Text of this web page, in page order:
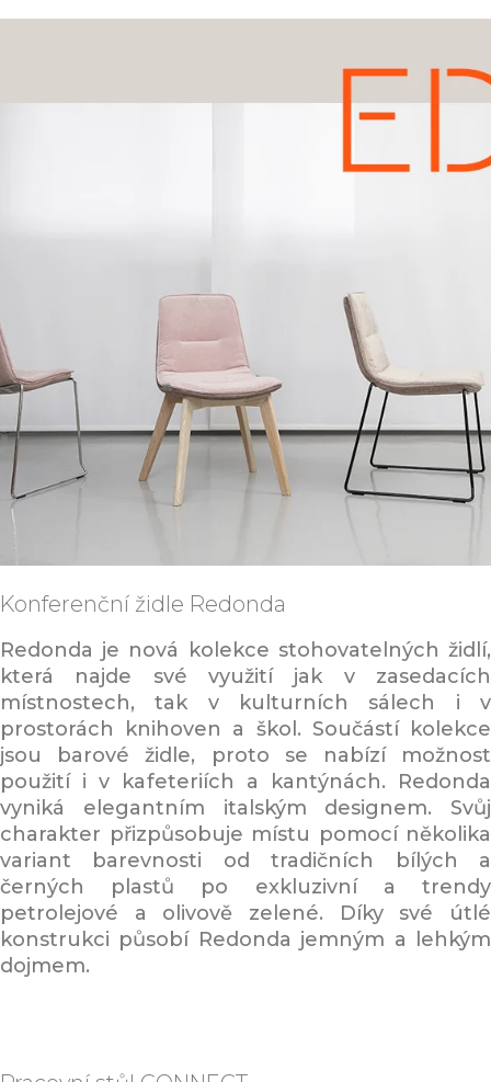
Konferenční židle Redonda
Redonda je nová kolekce stohovatelných židlí,
která najde své využití jak v zasedacích
místnostech, tak v kulturních sálech i v
prostorách knihoven a škol. Součástí kolekce
jsou barové židle, proto se nabízí možnost
použití i v kafeteriích a kantýnách. Redonda
vyniká elegantním italským designem. Svůj
charakter přizpůsobuje místu pomocí několika
variant barevnosti od tradičních bílých a
černých plastů po exkluzivní a trendy
petrolejové a olivově zelené. Díky své útlé
konstrukci působí Redonda jemným a lehkým
dojmem.